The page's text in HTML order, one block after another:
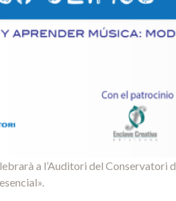
a l’Auditori del Conservatori